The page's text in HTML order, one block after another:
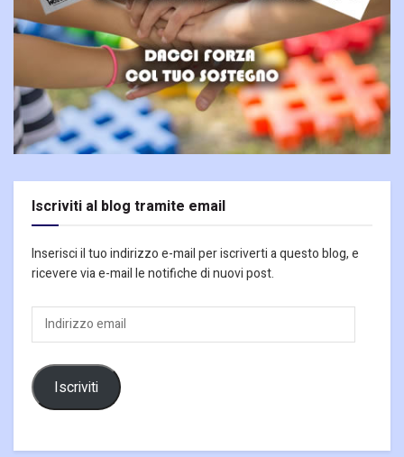
Iscriviti al blog tramite email
Inserisci il tuo indirizzo e-mail per iscriverti a questo blog, e
ricevere via e-mail le notifiche di nuovi post.
Indirizzo
email
Iscriviti